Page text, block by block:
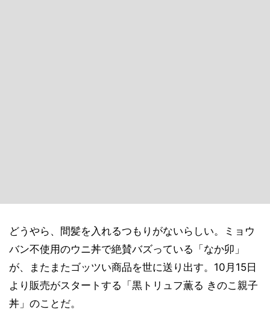
どうやら、間髪を入れるつもりがないらしい。ミョウ
バン不使用のウニ丼で絶賛バズっている「なか卯」
が、またまたゴッツい商品を世に送り出す。10月15日
より販売がスタートする「黒トリュフ薫る きのこ親子
丼」のことだ。